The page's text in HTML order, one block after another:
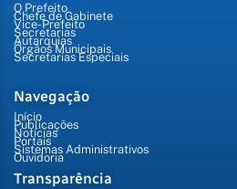
O Prefeito
Chefe de Gabinete
Vice-Prefeito
Secretarias
Autarquias
Órgãos Municipais
Secretarias Especiais
Navegação
Início
Publicações
Notícias
Portais
Sistemas Administrativos
Ouvidoria
Transparência